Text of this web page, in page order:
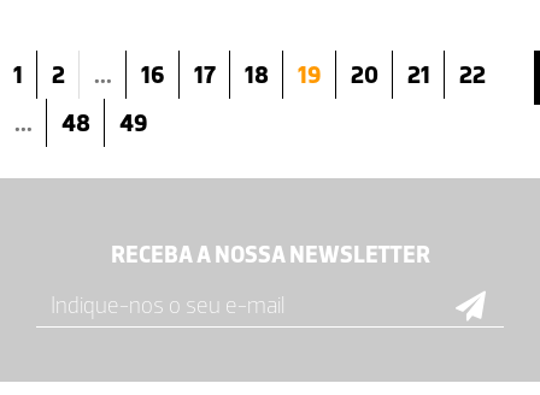
1 2 ... 16 17 18 19 20 21
22
...
48 49
RECEBA A NOSSA NEWSLETTER